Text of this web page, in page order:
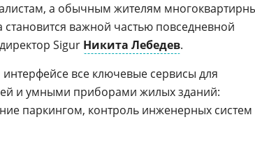
а обычным жителям
важной частью повседневной
Sigur Никита Лебедев.
все ключевые сервисы для
и умными приборами жилых зданий:
паркингом, контроль инженерных систем